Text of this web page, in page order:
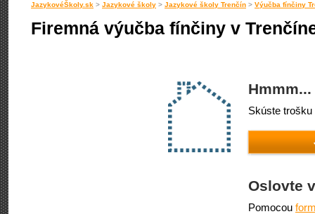
JazykovéŠkoly.sk > Jazykové školy > Jazykové školy Trenčín > Výučba fínčiny
Firemná výučba fínčiny v
Skúste
Oslovte
Pomocou